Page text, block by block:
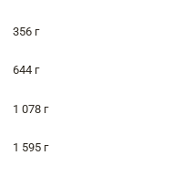
356 г
644 г
1 078 г
1 595 г